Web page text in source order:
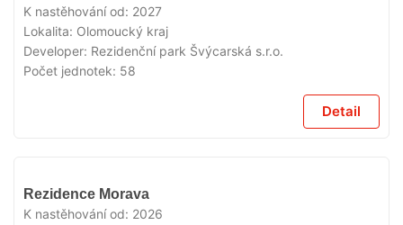
K nastěhování od: 2027
Lokalita: Olomoucký kraj
Developer: Rezidenční park Švýcarská s.r.o.
Počet jednotek: 58
Detail
Rezidence Morava
K nastěhování od: 2026